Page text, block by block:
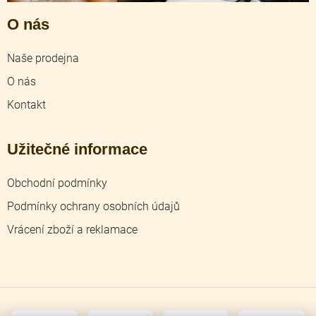
O nás
Naše prodejna
O nás
Kontakt
Užitečné informace
Obchodní podmínky
Podmínky ochrany osobních údajů
Vrácení zboží a reklamace